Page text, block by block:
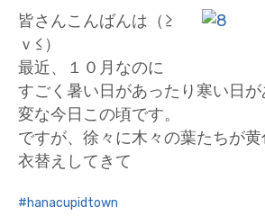
皆さんこんばんは（≥
ｖ≤）
最近、１０月なのに
すごく暑い日があったり寒い日
変な今日この頃です。
ですが、徐々に木々の葉たちが
衣替えしてきて
hanacupidtown